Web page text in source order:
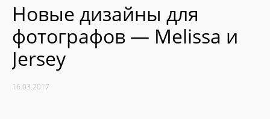
Новые дизайны для
фотографов — Melissa и
Jersey
16.03.2017